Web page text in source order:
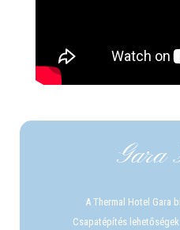
Gara
A Thermal Hotel Gara
Csapatépítés